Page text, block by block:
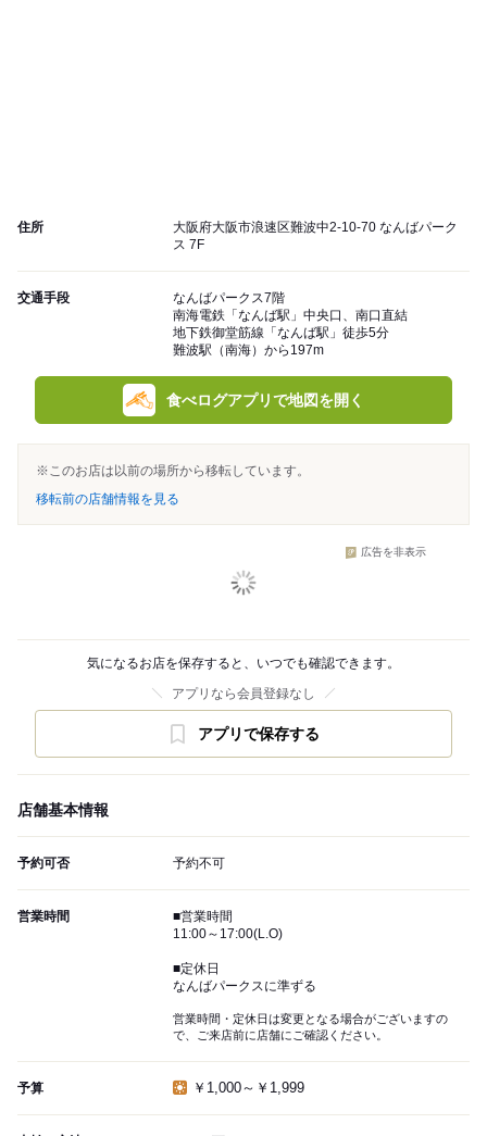
住所
大阪府大阪市浪速区難波中2-10-70 なんばパーク
ス 7F
交通手段
なんばパークス7階
南海電鉄「なんば駅」中央口、南口直結
地下鉄御堂筋線「なんば駅」徒歩5分
難波駅（南海）から197m
食べログアプリで地図を開く
※このお店は以前の場所から移転しています。
移転前の店舗情報を見る
広告を非表示
気になるお店を保存すると、いつでも確認できます。
アプリなら会員登録なし
アプリで保存する
店舗基本情報
予約可否 予約不可
営業時間
■営業時間
11:00～17:00(L.O)
■定休日
なんばパークスに準ずる
営業時間・定休日は変更となる場合がございますの
で、ご来店前に店舗にご確認ください。
予算 ￥1,000～￥1,999